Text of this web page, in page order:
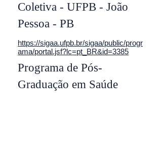
Coletiva - UFPB - João
Pessoa - PB
https://sigaa.ufpb.br/sigaa/public/progr
ama/portal.jsf?lc=pt_BR&id=3385
Programa de Pós-
Graduação em Saúde